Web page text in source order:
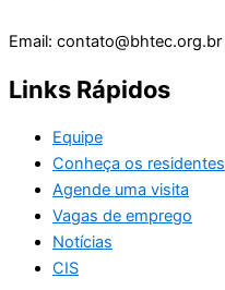
Email: contato@bhtec.org.br
Links Rápidos
Equipe
Conheça os residentes
Agende uma visita
Vagas de emprego
Notícias
CIS